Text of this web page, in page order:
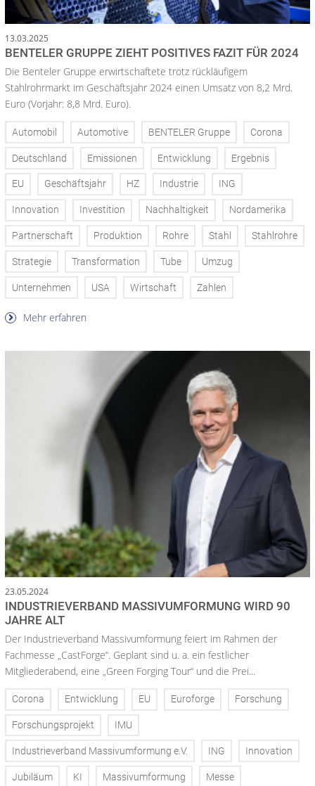
13.03.2025
BENTELER GRUPPE ZIEHT POSITIVES FAZIT FÜR 2024
Die Benteler Gruppe erwirtschaftete trotz rückläufigem
Stahlrohrmarkt im Geschäftsjahr 2024 einen Umsatz von 8,2 Mrd.
Euro (Vorjahr: 8,8 Mrd. Euro).
Automobil Automotive BENTELER Gruppe Corona
Deutschland Emissionen Entwicklung Ergebnis
EU Geschäftsjahr HZ Industrie ING
Innovation Investition Nachhaltigkeit Nordamerika
Partnerschaft Produktion Rohre Stahl Stahlrohre
Strategie Transformation Tube Umzug
Unternehmen USA Wirtschaft Zahlen
Mehr erfahren
23.05.2024
INDUSTRIEVERBAND MASSIVUMFORMUNG WIRD 90
JAHRE ALT
Der Industrieverband Massivumformung feiert im Rahmen der
Fachmesse „CastForge“. Geplant sind u. a. ein festlicher
Mitgliederabend, eine „Green Forging Tour“ und die Prei...
Corona Entwicklung EU Euroforge Forschung
Forschungsprojekt IMU
Industrieverband Massivumformung e.V. ING Innovation
Jubiläum KI Massivumformung Messe